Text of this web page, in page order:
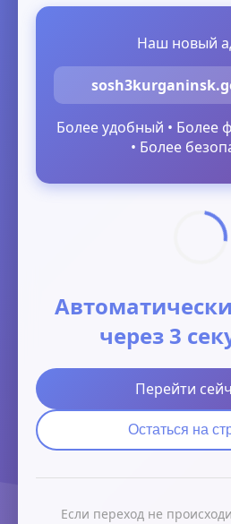
Наш новый
Более удобный • Более
• Более
через 3
Перейти
Остаться на
Если переход не